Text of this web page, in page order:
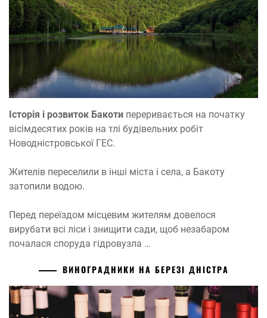
Історія і розвиток Бакоти переривається на початку
вісімдесятих років на тлі будівельних робіт
Новодністровської ГЕС.
Жителів переселили в інші міста і села, а Бакоту
затопили водою.
Перед переїздом місцевим жителям довелося
вирубати всі ліси і знищити сади, щоб незабаром
почалася споруда гідровузла …
ВИНОГРАДНИКИ НА БЕРЕЗІ ДНІСТРА